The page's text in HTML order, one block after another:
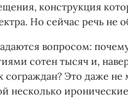
конструкция
Но сейчас речь не
вопросом:
сотен тысяч и,
Это даже не
несколько